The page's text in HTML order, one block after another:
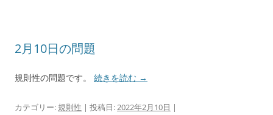
2月10日の問題
規則性の問題です。 続きを読む →
カテゴリー: 規則性 | 投稿日:2022年2月10日 |